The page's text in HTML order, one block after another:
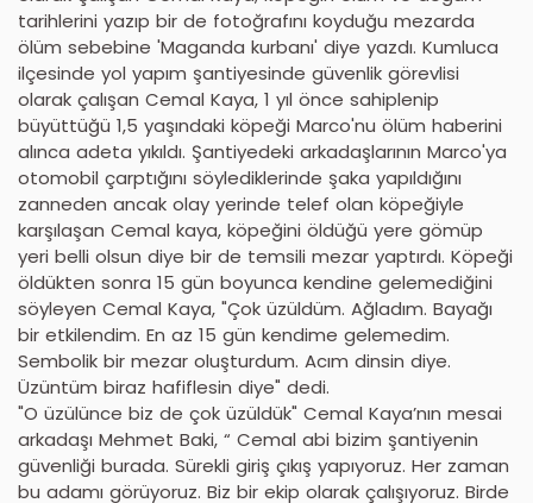
tarihlerini yazıp bir de fotoğrafını koyduğu mezarda
ölüm sebebine 'Maganda kurbanı' diye yazdı. Kumluca
ilçesinde yol yapım şantiyesinde güvenlik görevlisi
olarak çalışan Cemal Kaya, 1 yıl önce sahiplenip
büyüttüğü 1,5 yaşındaki köpeği Marco'nu ölüm haberini
alınca adeta yıkıldı. Şantiyedeki arkadaşlarının Marco'ya
otomobil çarptığını söylediklerinde şaka yapıldığını
zanneden ancak olay yerinde telef olan köpeğiyle
karşılaşan Cemal kaya, köpeğini öldüğü yere gömüp
yeri belli olsun diye bir de temsili mezar yaptırdı. Köpeği
öldükten sonra 15 gün boyunca kendine gelemediğini
söyleyen Cemal Kaya, "Çok üzüldüm. Ağladım. Bayağı
bir etkilendim. En az 15 gün kendime gelemedim.
Sembolik bir mezar oluşturdum. Acım dinsin diye.
Üzüntüm biraz hafiflesin diye" dedi.
"O üzülünce biz de çok üzüldük" Cemal Kaya’nın mesai
arkadaşı Mehmet Baki, “ Cemal abi bizim şantiyenin
güvenliği burada. Sürekli giriş çıkış yapıyoruz. Her zaman
bu adamı görüyoruz. Biz bir ekip olarak çalışıyoruz. Birde